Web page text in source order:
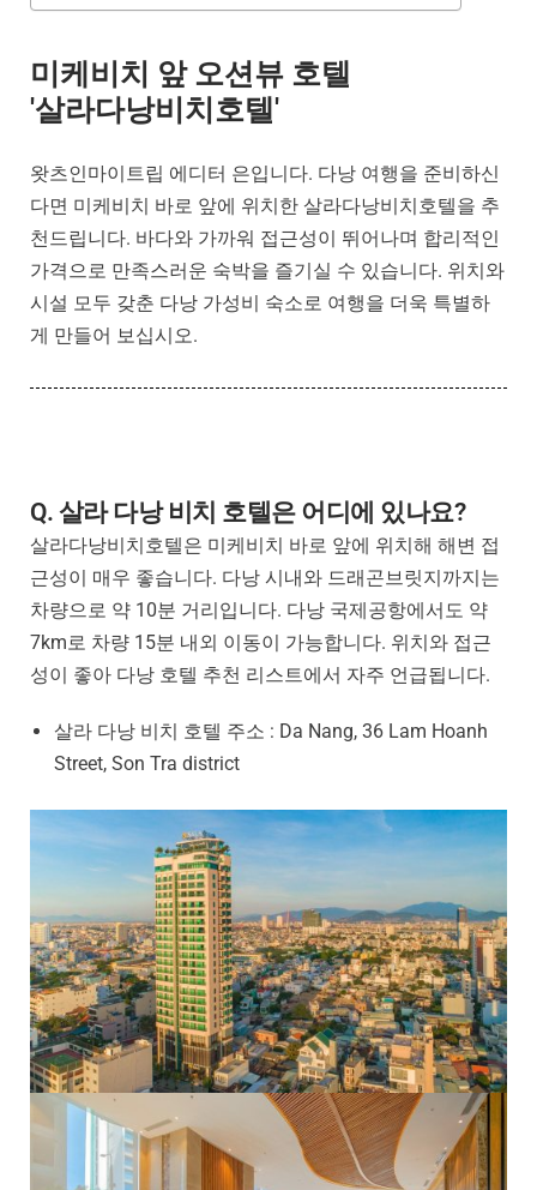
미케비치 앞 오션뷰 호텔
'살라다낭비치호텔'
왓츠인마이트립 에디터 은입니다. 다낭 여행을 준비하신
다면 미케비치 바로 앞에 위치한 살라다낭비치호텔을 추
천드립니다. 바다와 가까워 접근성이 뛰어나며 합리적인
가격으로 만족스러운 숙박을 즐기실 수 있습니다. 위치와
시설 모두 갖춘 다낭 가성비 숙소로 여행을 더욱 특별하
게 만들어 보십시오.
Q. 살라 다낭 비치 호텔은 어디에 있나요?
살라다낭비치호텔은 미케비치 바로 앞에 위치해 해변 접
근성이 매우 좋습니다. 다낭 시내와 드래곤브릿지까지는
차량으로 약 10분 거리입니다. 다낭 국제공항에서도 약
7km로 차량 15분 내외 이동이 가능합니다. 위치와 접근
성이 좋아 다낭 호텔 추천 리스트에서 자주 언급됩니다.
살라 다낭 비치 호텔 주소 : Da Nang, 36 Lam Hoanh
Street, Son Tra district